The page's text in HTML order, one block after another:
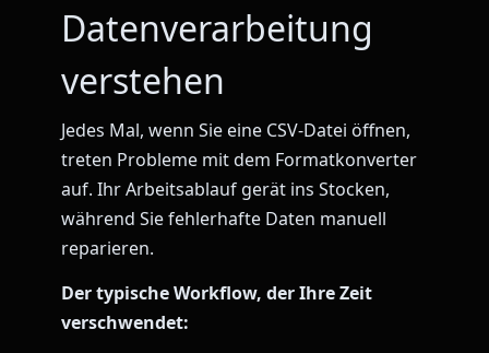
Datenverarbeitung
verstehen
Jedes Mal, wenn Sie eine CSV-Datei öffnen,
treten Probleme mit dem Formatkonverter
auf. Ihr Arbeitsablauf gerät ins Stocken,
während Sie fehlerhafte Daten manuell
reparieren.
Der typische Workflow, der Ihre Zeit
verschwendet: